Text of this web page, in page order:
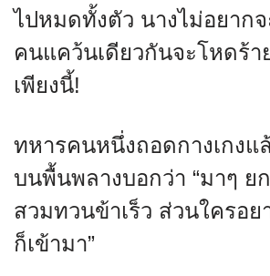
ไปหมดทั้งตัว นางไม่อยากจ
คนแคว้นเดียวกันจะโหดร้า
เพียงนี้!
ทหารคนหนึ่งถอดกางเกงแ
บนพื้นพลางบอกว่า “มาๆ ย
สวมทวนข้าเร็ว ส่วนใครอย
ก็เข้ามา”